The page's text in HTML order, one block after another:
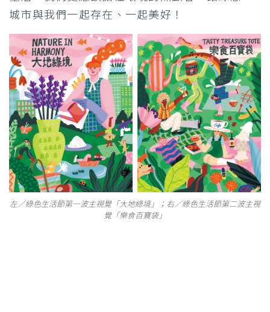
城市與我們一起存在、一起美好！
左／綠色生活節第一波主視覺「大地綠境」；右／綠色生活節第二波主視
覺「樂食百寶袋」